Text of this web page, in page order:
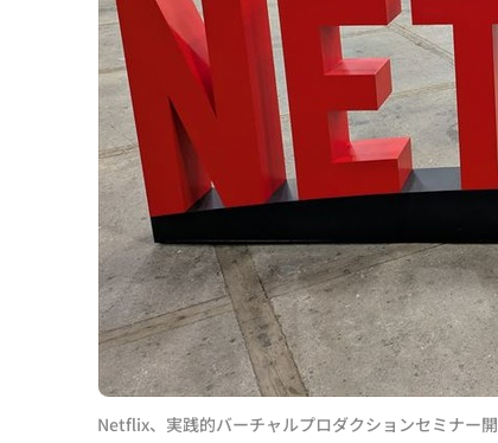
Netflix、実践的バーチャルプロダクションセミナー